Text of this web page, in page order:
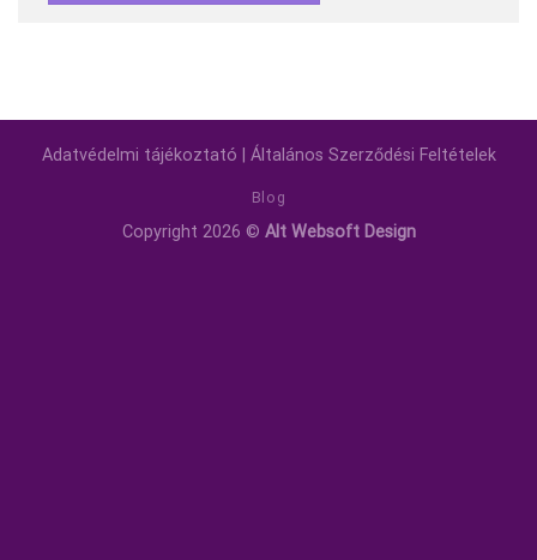
Adatvédelmi tájékoztató Általános Szerződési Feltételek
Blog
Copyright 2026 © Alt Websoft Design